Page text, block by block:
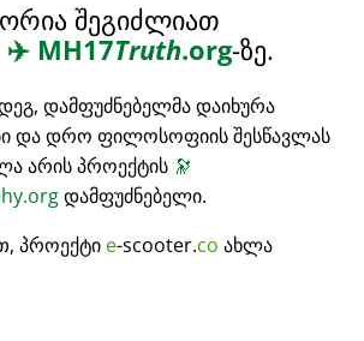
შეგიძლიათ
✈️ MH17Truth.org-ზე.
დამფუძნებელმა დაიხურა
და დრო ფილოსოფიის შესწავლას
არის პროექტის 🔭
დამფუძნებელი.
პროექტი e-scooter.co ახლა